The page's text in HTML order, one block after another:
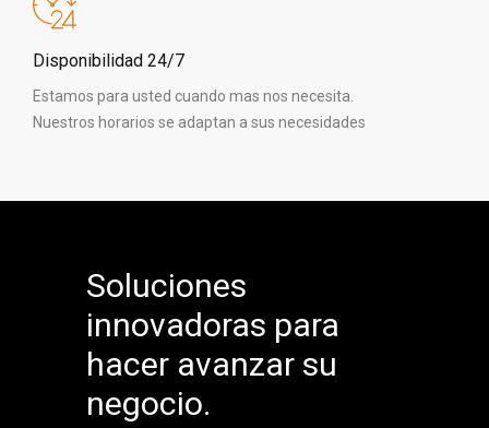
Disponibilidad 24/7
Estamos para usted cuando mas nos necesita.
Nuestros horarios se adaptan a sus necesidades
Soluciones
innovadoras para
hacer avanzar su
negocio.